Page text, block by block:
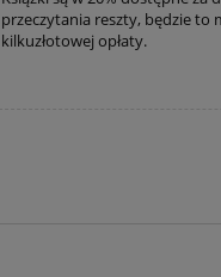
przeczytania reszty, będzie to
kilkuzłotowej opłaty.